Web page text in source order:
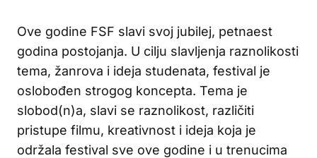
Ove godine FSF slavi svoj jubilej, petnaest
godina postojanja. U cilju slavljenja raznolikosti
tema, žanrova i ideja studenata, festival je
oslobođen strogog koncepta. Tema je
slobod(n)a, slavi se raznolikost, različiti
pristupe filmu, kreativnost i ideja koja je
održala festival sve ove godine i u trenucima